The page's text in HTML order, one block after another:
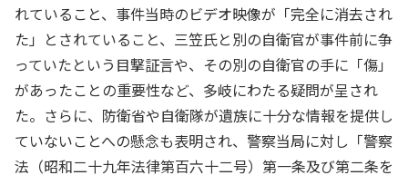
れていること、事件当時のビデオ映像が「完全に消去され
た」とされていること、三笠氏と別の自衛官が事件前に争
っていたという目撃証言や、その別の自衛官の手に「傷」
があったことの重要性など、多岐にわたる疑問が呈され
た。さらに、防衛省や自衛隊が遺族に十分な情報を提供し
ていないことへの懸念も表明され、警察当局に対し「警察
法（昭和二十九年法律第百六十二号）第一条及び第二条を